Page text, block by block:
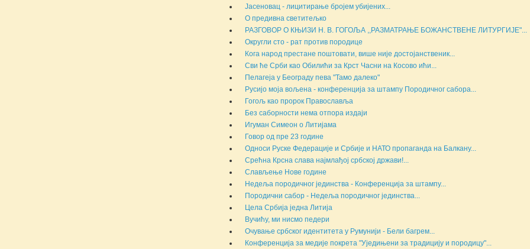
Јасеновац - лицитирање бројем убијених...
О предивна светитељко
РАЗГОВОР О КЊИЗИ Н. В. ГОГОЉА ,,РАЗМАТРАЊЕ БОЖАНСТВЕНЕ ЛИТУРГИЈЕ"...
Округли сто - рат против породице
Кога народ престане поштовати, више није достојанственик...
Сви ће Срби као Обилићи за Крст Часни на Косово ићи...
Пелагеја у Београду пева "Тамо далеко"
Русијо моја вољена - конференција за штампу Породичног сабора...
Гогољ као пророк Православља
Без саборности нема отпора издаји
Игуман Симеон о Литијама
Говор од пре 23 године
Односи Руске Федерације и Србије и НАТО пропаганда на Балкану...
Срећна Крсна слава најмлађој србској држави!...
Слављење Нове године
Недеља породичног јединства - Конференција за штампу...
Породични сабор - Недеља породичног јединства...
Цела Србија једна Литија
Вучићу, ми нисмо педери
Очување србског идентитета у Румунији - Бели багрем...
Конференција за медије покрета "Уједињени за традицију и породицу"...